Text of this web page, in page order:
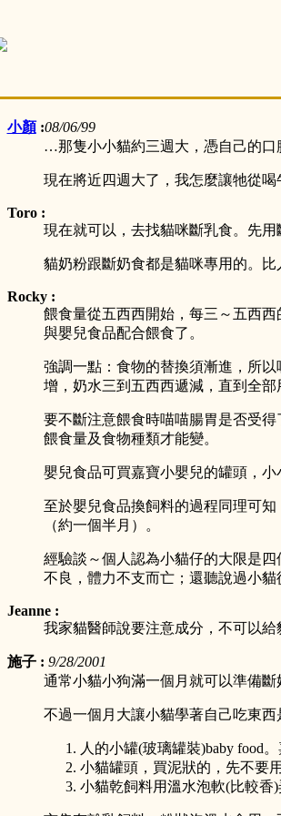
小顏:08/06/99
…那隻小小貓約三週大，憑自己的口
現在將近四週大了，我怎麼讓牠從
Toro :
現在就可以，去找貓咪斷乳食。先用
貓奶粉跟斷奶食都是貓咪專用的。比
Rocky :
餵食量從五西西開始，每三～五西
與嬰兒食品配合餵食了。
強調一點：食物的替換須漸進，所
增，奶水三到五西西遞減，直到全部
要不斷注意餵食時喵喵腸胃是否受
餵食量及食物種類才能變。
嬰兒食品可買嘉寶小嬰兒的罐頭，小
至於嬰兒食品換飼料的過程同理可
（約一個半月）。
經驗談～個人認為小貓仔的大限是
不良，體力不支而亡；還聽說過小
Jeanne :
我家貓醫師說要注意成分，不可以給
施子 : 9/28/2001
通常小貓小狗滿一個月就可以準備
不過一個月大讓小貓學著自己吃東
人的小罐(玻璃罐裝)baby food
小貓罐頭，買泥狀的，先不要
小貓乾飼料用溫水泡軟(比較香)